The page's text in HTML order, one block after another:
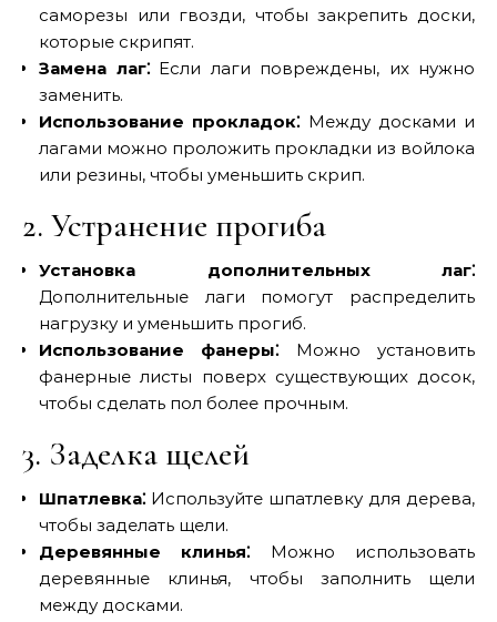
саморезы или гвозди, чтобы закрепить доски,
которые скрипят.
Замена лаг⁚Если лаги повреждены, их нужно
заменить.
Использование прокладок⁚Между досками и
лагами можно проложить прокладки из войлока
или резины, чтобы уменьшить скрип.
2. Устранение прогиба
Установка дополнительных лаг⁚
Дополнительные лаги помогут распределить
нагрузку и уменьшить прогиб.
Использование фанеры⁚Можно установить
фанерные листы поверх существующих досок,
чтобы сделать пол более прочным.
3. Заделка щелей
Шпатлевка⁚Используйте шпатлевку для дерева,
чтобы заделать щели.
Деревянные клинья⁚Можно использовать
деревянные клинья, чтобы заполнить щели
между досками.